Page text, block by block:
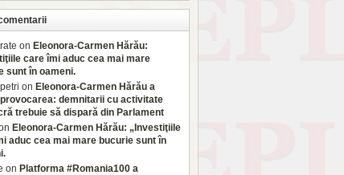
on Eleonora-Carmen Hărău:
care îmi aduc cea mai mare
sunt în oameni.
on Eleonora-Carmen Hărău a
provocarea: demnitarii cu activitate
trebuie să dispară din Parlament
Eleonora-Carmen Hărău: „Investiţiile
aduc cea mai mare bucurie sunt în
on Platforma #Romania100 a